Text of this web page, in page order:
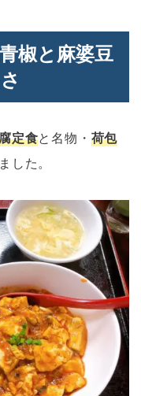
椒と麻婆豆
定食と名物・ 荷包
した。